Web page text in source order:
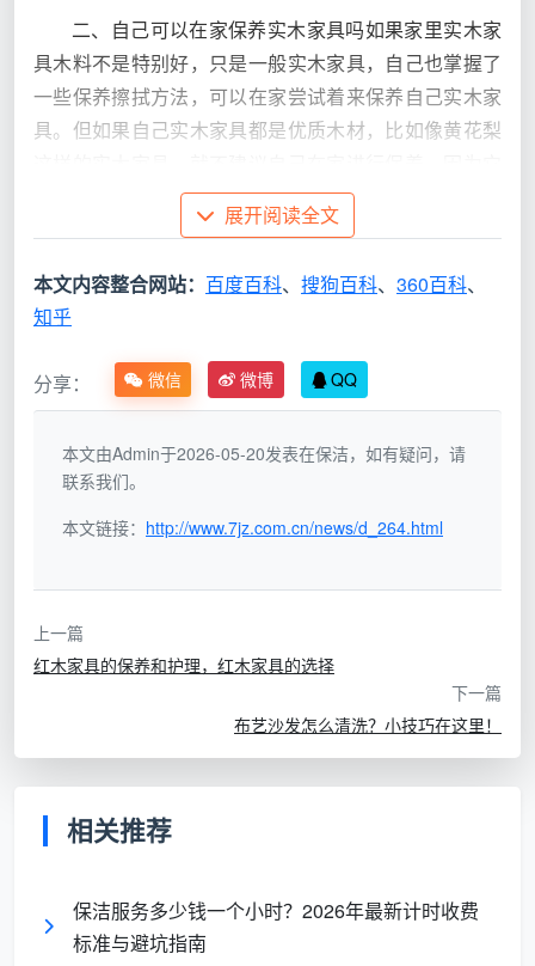
二、自己可以在家保养实木家具吗如果家里实木家
具木料不是特别好，只是一般实木家具，自己也掌握了
一些保养擦拭方法，可以在家尝试着来保养自己实木家
具。但如果自己实木家具都是优质木材，比如像黄花梨
比较名贵，如果在保养方法稍微出点错误，就会影响到
家具外观形象，建议最好选择专业保养家具师傅上门来
比较高档家具最好是选择专业师傅。比如好多家庭在对
实木家具保养时，愿意选择万师傅上门来对实木家具进
行保养。
展开阅读全文
本文内容整合网站： 百度百科、 搜狗百科、 360百科、
知乎
分享： 微信 微博 QQ
本文由Admin于2026-05-20发表在保洁，如有疑问，请
联系我们。
本文链接： http://www.7jz.com.cn/news/d_264.html
上一篇
红木家具的保养和护理，红木家具的选择
下一篇
布艺沙发怎么清洗？小技巧在这里！
相关推荐
保洁服务多少钱一个小时？2026年最新计时收费
标准与避坑指南